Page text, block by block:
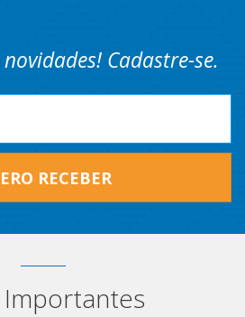
Cadastre-se.
RECEBER
Importantes